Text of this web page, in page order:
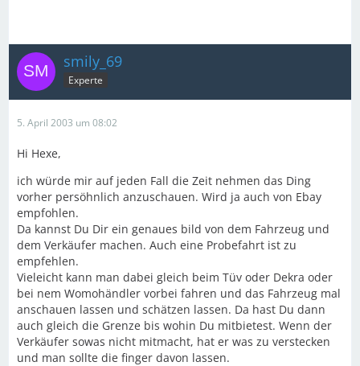
smily_69
Experte
5. April 2003 um 08:02
Hi Hexe,
ich würde mir auf jeden Fall die Zeit nehmen das Ding
vorher persöhnlich anzuschauen. Wird ja auch von Ebay
empfohlen.
Da kannst Du Dir ein genaues bild von dem Fahrzeug und
dem Verkäufer machen. Auch eine Probefahrt ist zu
empfehlen.
Vieleicht kann man dabei gleich beim Tüv oder Dekra oder
bei nem Womohändler vorbei fahren und das Fahrzeug mal
anschauen lassen und schätzen lassen. Da hast Du dann
auch gleich die Grenze bis wohin Du mitbietest. Wenn der
Verkäufer sowas nicht mitmacht, hat er was zu verstecken
und man sollte die finger davon lassen.